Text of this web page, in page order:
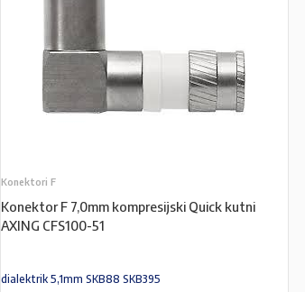
Konektori F
Konektor F 7,0mm kompresijski Quick kutni
AXING CFS100-51
dialektrik 5,1mm SKB88 SKB395